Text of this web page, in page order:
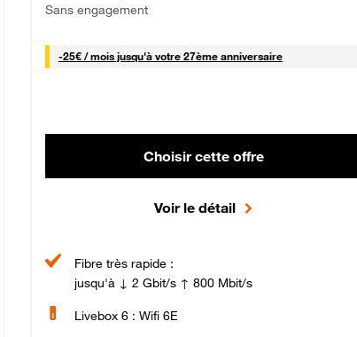
Sans engagement
-25€ / mois25 € par mois
jusqu'à votre 27ème anniversaire
Choisir cette offre
Voir le détail
Fibre très rapide :
jusqu'à ↓ 2 Gbit/s ↑ 800 Mbit/s
Livebox 6 : Wifi 6E